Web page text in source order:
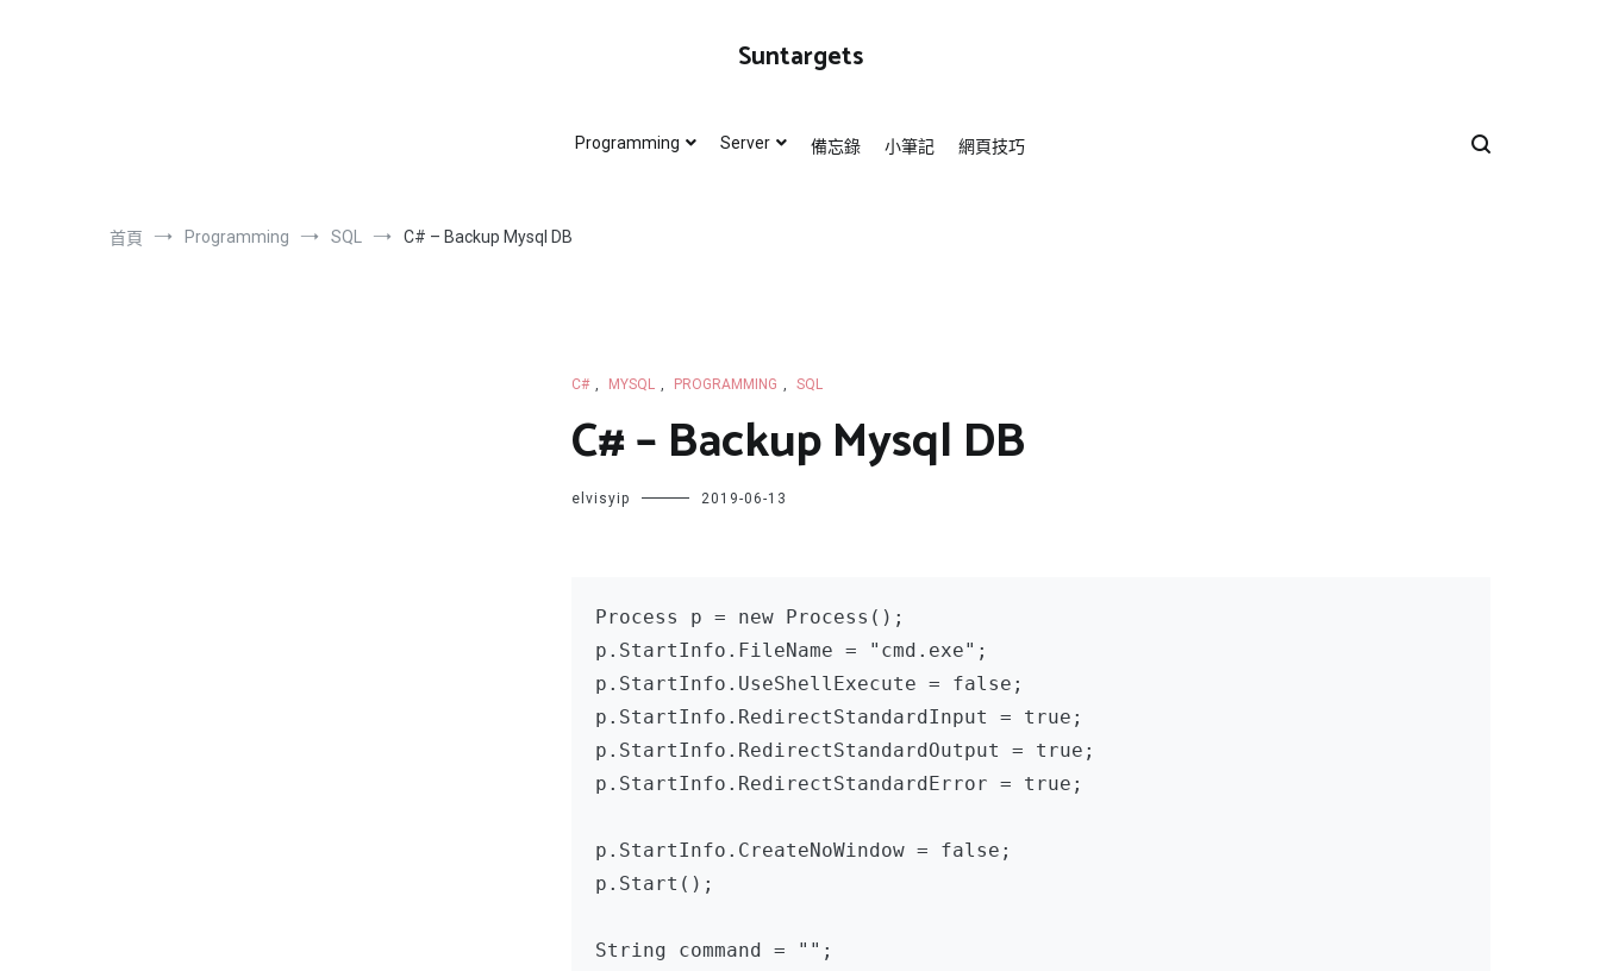
Suntargets
Programming Server 備忘錄 小筆記 網頁技巧
首頁 Programming SQL C# – Backup Mysql DB
C# , MYSQL , PROGRAMMING , SQL
C# – Backup Mysql DB
elvisyip 2019-06-13
Process p = new Process();
p.StartInfo.FileName = "cmd.exe";
p.StartInfo.UseShellExecute = false;
p.StartInfo.RedirectStandardInput = true;
p.StartInfo.RedirectStandardOutput = true;
p.StartInfo.RedirectStandardError = true;
p.StartInfo.CreateNoWindow = false;
p.Start();
String command = "";